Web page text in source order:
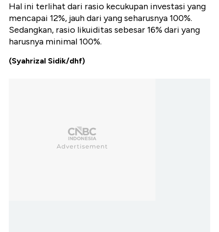
Hal ini terlihat dari rasio kecukupan investasi yang
mencapai 12%, jauh dari yang seharusnya 100%.
Sedangkan, rasio likuiditas sebesar 16% dari yang
harusnya minimal 100%.
(Syahrizal Sidik/dhf)